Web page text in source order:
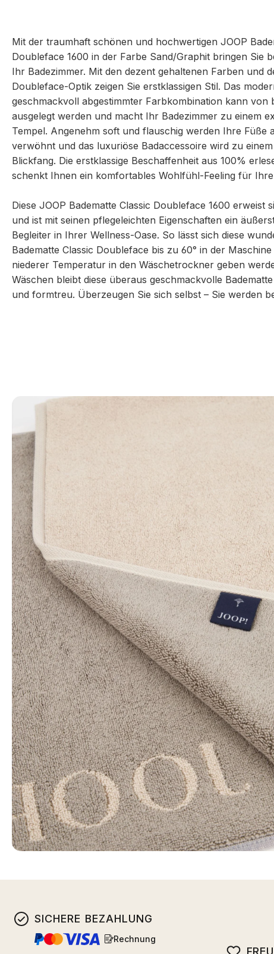
Mit der traumhaft schönen und hochwertigen JOOP
Doubleface 1600 in der Farbe Sand/Graphit bringen Sie
Ihr Badezimmer. Mit den dezent gehaltenen Farben und
Doubleface-Optik zeigen Sie erstklassigen Stil. Das
geschmackvoll abgestimmter Farbkombination kann von
ausgelegt werden und macht Ihr Badezimmer zu einem
Tempel. Angenehm soft und flauschig werden Ihre Füße
verwöhnt und das luxuriöse Badaccessoire wird zu
Blickfang. Die erstklassige Beschaffenheit aus 100%
schenkt Ihnen ein komfortables Wohlfühl-Feeling für Ihre
Diese JOOP Badematte Classic Doubleface 1600 erweist
und ist mit seinen pflegeleichten Eigenschaften ein
Begleiter in Ihrer Wellness-Oase. So lässt sich diese
Badematte Classic Doubleface bis zu 60° in der
niederer Temperatur in den Wäschetrockner geben
Wäschen bleibt diese überaus geschmackvolle
und formtreu. Überzeugen Sie sich selbst – Sie werden
SICHERE BEZAHLUNG
Rechnung